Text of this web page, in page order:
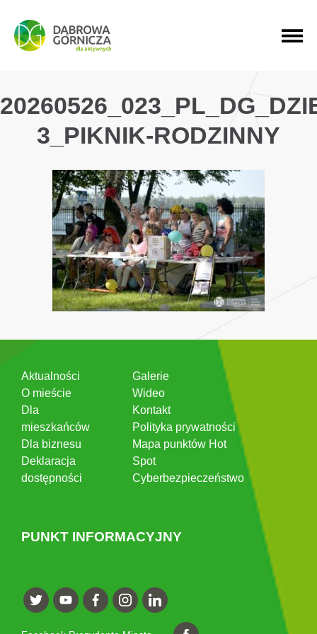
PRZEJDŹ DO MENU GŁÓWNEGO
PRZEJDŹ DO WYSZUKIWARKI
PRZEJDŹ DO TREŚCI
3_PIKNIK-RODZINNY
Aktualności
O mieście
Dla
mieszkańców
Dla biznesu
Deklaracja
dostępności
Galerie
Wideo
Kontakt
Polityka prywatności
Mapa punktów Hot
Spot
Cyberbezpieczeństwo
PUNKT INFORMACYJNY